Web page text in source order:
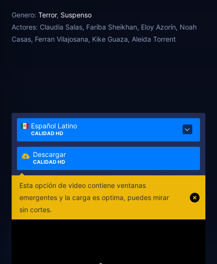
plan es venderla y huir a Francia. Hay una
compradora interesada con la que han quedado
para cerrar el acuerdo. Pero su plan no saldrá como
Genero: Terror, Suspenso
Actores: Claudia Salas, Fariba Sheikhan, Eloy Azorín, Noah
Casas, Ferran Vilajosana, Kike Guaza, Aleida Torrent
Español Latino
CALIDAD HD
Descargar
CALIDAD HD
Esta opción de video contiene ventanas
emergentes y la carga es optima, puedes mirar
sin cortes.